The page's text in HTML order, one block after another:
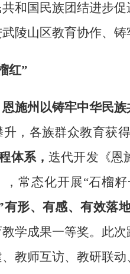
和国民族团结进步
陵山区教育协作、
红”
施州以铸牢中华民
升，各族群众教育获
体系，迭代开发《恩
，常态化开展“石榴
有形、有感、有效落
学成果一等奖。此
教师互访、教研联动